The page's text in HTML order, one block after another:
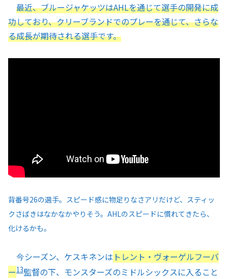
最近、ブルージャケッツはAHLを通じて選手の開発に成
功しており、クリーブランドでのプレーを通じて、さらな
る成長が期待される選手です。
背番号26の選手。スピード感に物足りなさアリだけど、スティッ
クさばきはなかなかやりそう。AHLのスピードに慣れてきたら、
化けるかも。
今シーズン、ケスキネンは トレント・ヴォーゲルフーバ
ー13監督の下、モンスターズのミドルシックスに入ること